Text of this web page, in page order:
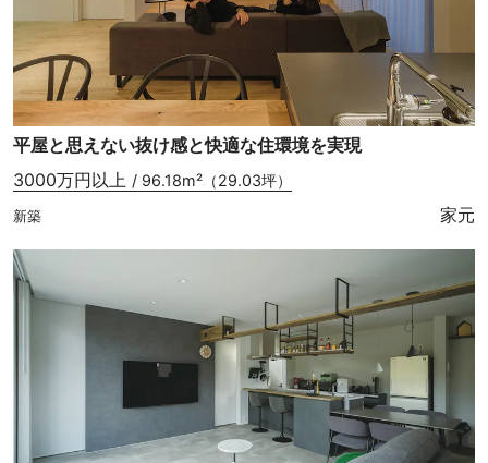
平屋と思えない抜け感と快適な住環境を実現
3000万円以上 / 96.18m²（29.03坪）
新築 家元